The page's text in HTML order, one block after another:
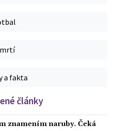
a fakta
články
znamením naruby. Čeká